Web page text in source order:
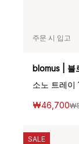
주문 시 입고
blomus | 블
소노 트레이
₩46,700
SALE